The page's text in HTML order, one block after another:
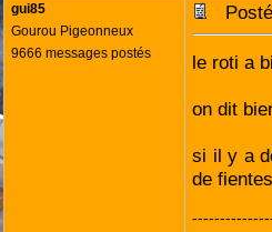
gui85
Gourou Pigeonneux
9666 messages postés
le roti a
on dit
si il y a
de